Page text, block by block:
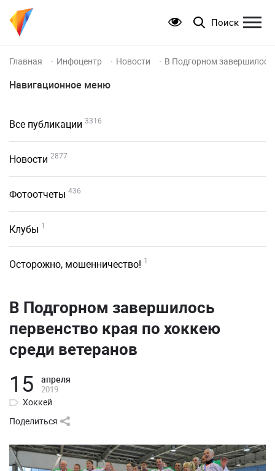
Поиск
Главная Инфоцентр Новости В Подгорном завершилось
Навигационное меню
Все публикации 3316
Новости 2877
Фотоотчеты 436
Клубы 1
Осторожно, мошенничество! 1
В Подгорном завершилось
первенство края по хоккею
среди ветеранов
15 апреля
2019
Хоккей
Поделиться